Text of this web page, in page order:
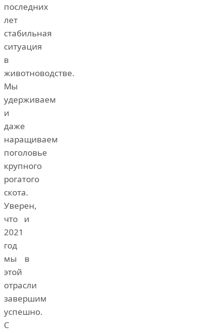
последних
лет
стабильная
ситуация
в
животноводстве.
Мы
удерживаем
и
даже
наращиваем
поголовье
крупного
рогатого
скота.
Уверен,
что и
2021
год
мы в
этой
отрасли
завершим
успешно.
С